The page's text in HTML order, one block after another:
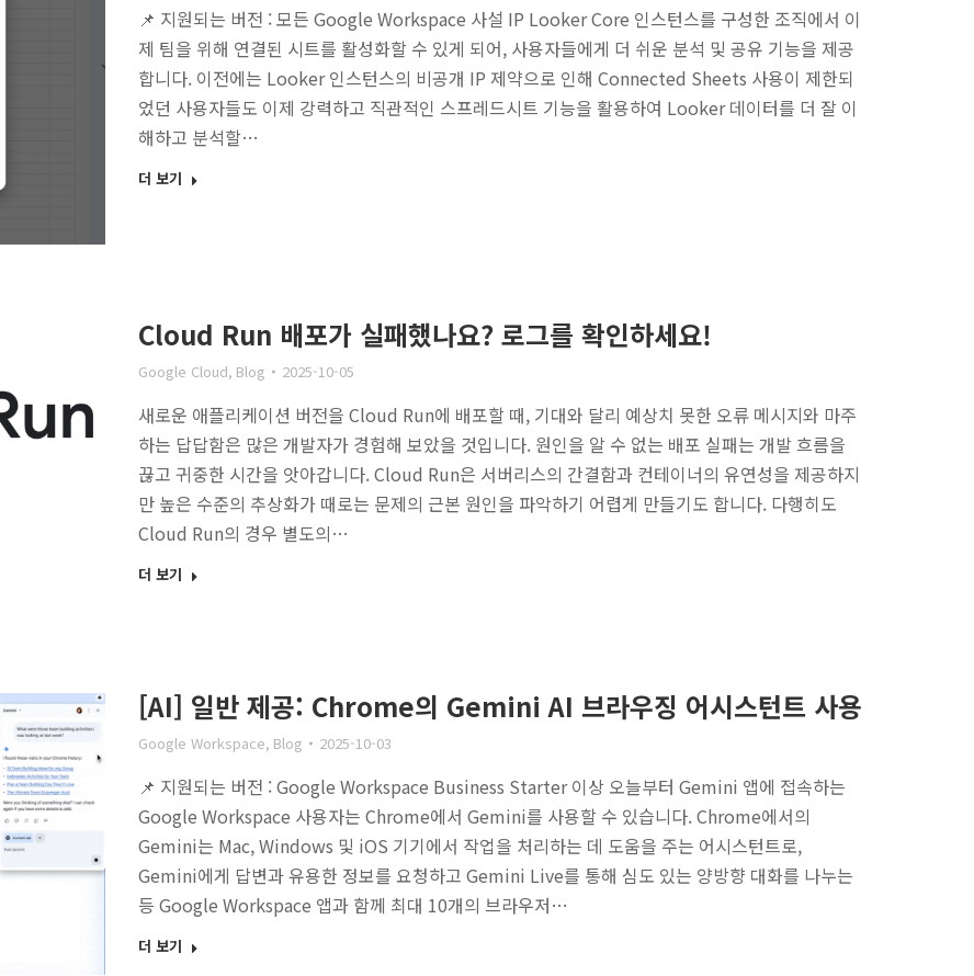
📌 지원되는 버전 : 모든 Google Workspace 사설 IP Looker Core 인스턴스를 구성한 조직에서 이
제 팀을 위해 연결된 시트를 활성화할 수 있게 되어, 사용자들에게 더 쉬운 분석 및 공유 기능을 제공
합니다. 이전에는 Looker 인스턴스의 비공개 IP 제약으로 인해 Connected Sheets 사용이 제한되
었던 사용자들도 이제 강력하고 직관적인 스프레드시트 기능을 활용하여 Looker 데이터를 더 잘 이
해하고 분석할…
더 보기
Cloud Run 배포가 실패했나요? 로그를 확인하세요!
Google Cloud, Blog 2025-10-05
새로운 애플리케이션 버전을 Cloud Run에 배포할 때, 기대와 달리 예상치 못한 오류 메시지와 마주
하는 답답함은 많은 개발자가 경험해 보았을 것입니다. 원인을 알 수 없는 배포 실패는 개발 흐름을
끊고 귀중한 시간을 앗아갑니다. Cloud Run은 서버리스의 간결함과 컨테이너의 유연성을 제공하지
만 높은 수준의 추상화가 때로는 문제의 근본 원인을 파악하기 어렵게 만들기도 합니다. 다행히도
Cloud Run의 경우 별도의…
더 보기
[AI] 일반 제공: Chrome의 Gemini AI 브라우징 어시스턴트 사용
Google Workspace, Blog 2025-10-03
📌 지원되는 버전 : Google Workspace Business Starter 이상 오늘부터 Gemini 앱에 접속하는
Google Workspace 사용자는 Chrome에서 Gemini를 사용할 수 있습니다. Chrome에서의
Gemini는 Mac, Windows 및 iOS 기기에서 작업을 처리하는 데 도움을 주는 어시스턴트로,
Gemini에게 답변과 유용한 정보를 요청하고 Gemini Live를 통해 심도 있는 양방향 대화를 나누는
등 Google Workspace 앱과 함께 최대 10개의 브라우저…
더 보기